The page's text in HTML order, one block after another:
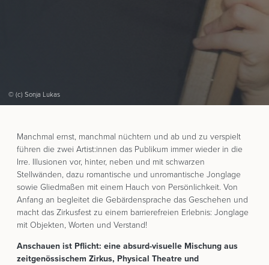
© (c) Sonja Lukas
Manchmal ernst, manchmal nüchtern und ab und zu verspielt
führen die zwei Artist:innen das Publikum immer wieder in die
Irre. Illusionen vor, hinter, neben und mit schwarzen
Stellwänden, dazu romantische und unromantische Jonglage
sowie Gliedmaßen mit einem Hauch von Persönlichkeit. Von
Anfang an begleitet die Gebärdensprache das Geschehen und
macht das Zirkusfest zu einem barrierefreien Erlebnis: Jonglage
mit Objekten, Worten und Verstand!
Anschauen ist Pflicht: eine absurd-visuelle Mischung aus
zeitgenössischem Zirkus, Physical Theatre und